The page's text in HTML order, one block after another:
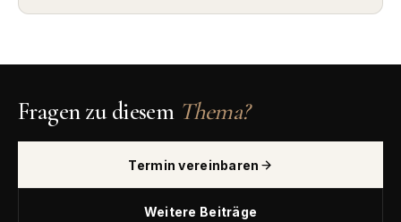
Fragen zu diesem Thema?
Termin vereinbaren
Weitere Beiträge